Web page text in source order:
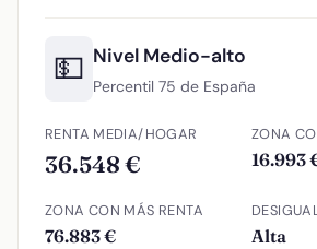
💵 Nivel Medio-alto
Percentil 75 de España
RENTA MEDIA/HOGAR
36.548 €
ZONA
16.993
ZONA CON MÁS RENTA
76.883 € Alta